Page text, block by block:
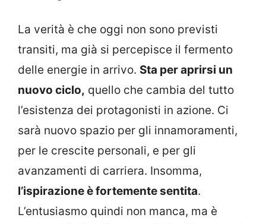
La verità è che oggi non sono previsti
transiti, ma già si percepisce il fermento
delle energie in arrivo. Sta per aprirsi un
nuovo ciclo, quello che cambia del tutto
l’esistenza dei protagonisti in azione. Ci
sarà nuovo spazio per gli innamoramenti,
per le crescite personali, e per gli
avanzamenti di carriera. Insomma,
l’ispirazione è fortemente sentita.
L’entusiasmo quindi non manca, ma è